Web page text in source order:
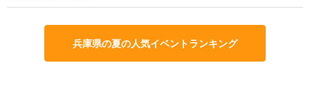
兵庫県の夏の人気イベントランキング